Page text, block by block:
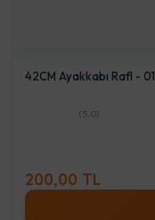
42CM Ayakkabı RafI -
(5.0)
200,00 TL